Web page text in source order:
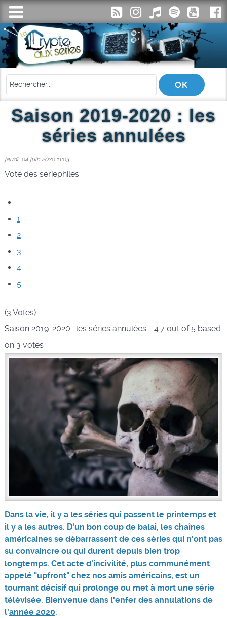
Saison 2019-2020 : les
séries annulées
jeudi, 04 juin 2020 11:03
Vote des sériephiles :
1
2
3
4
5
(3 Votes)
Saison 2019-2020 : les séries annulées- 4.7out of 5 based
on 3 votes
Dans la vie, il y a les séries qui passent le printemps et
il y a les autres. D'un bon coup de balai, les chaînes
américaines se débarrassent de ces séries qui n'ont pas
su convaincre ou qui durent depuis bien trop
longtemps. Cet acte d'incivilité, plus communément
appelé "upfront" chez nos amis américains, est un
tournant décisif qui prolonge ou met à mort une série
télévisée. Bienvenue dans l'enfer des annulations de
l'année 2020.